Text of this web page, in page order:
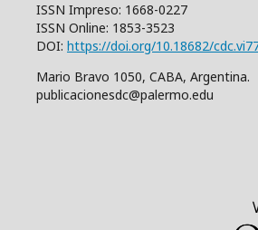
ISSN Impreso: 1668-0227
ISSN Online: 1853-3523
DOI: https://doi.org/10.18682/
Mario Bravo 1050, CABA, Argentina.
publicacionesdc@palermo.edu